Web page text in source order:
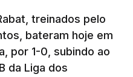
treinados pelo
bateram hoje em
por 1-0, subindo ao
da Liga dos